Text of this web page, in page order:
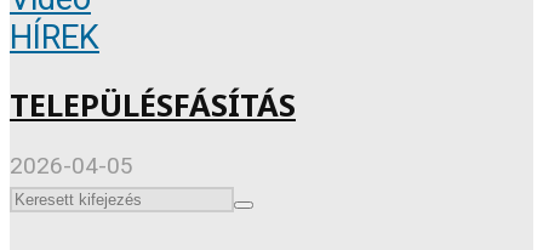
HÍREK
TELEPÜLÉSFÁSÍTÁS
2026-04-05